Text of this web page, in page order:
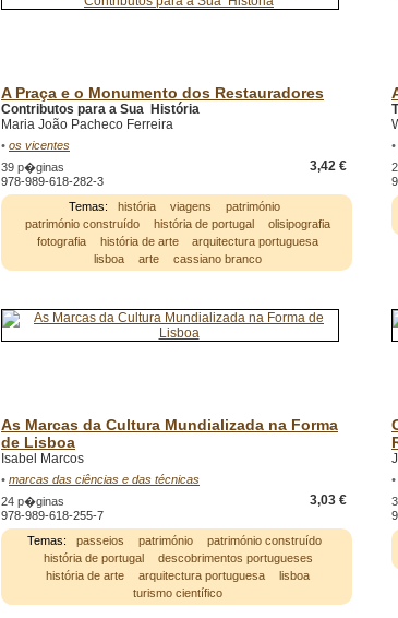
A Praça e o Monumento dos Restauradores
Contributos para a Sua História
Maria João Pacheco Ferreira
• os vicentes
3,42 €
39 p�ginas
978-989-618-282-3
Temas:
história viagens
património
património construído
história de portugal
olisipografia
fotografia
história de arte
arquitectura portuguesa
lisboa
arte cassiano branco
•
As Marcas da Cultura Mundializada na Forma
de Lisboa
Isabel Marcos
• marcas das ciências e das técnicas
3,03 €
24 p�ginas
978-989-618-255-7
Temas:
passeios património
património construído
história de portugal
descobrimentos portugueses
história de arte
arquitectura portuguesa
lisboa
turismo científico
•